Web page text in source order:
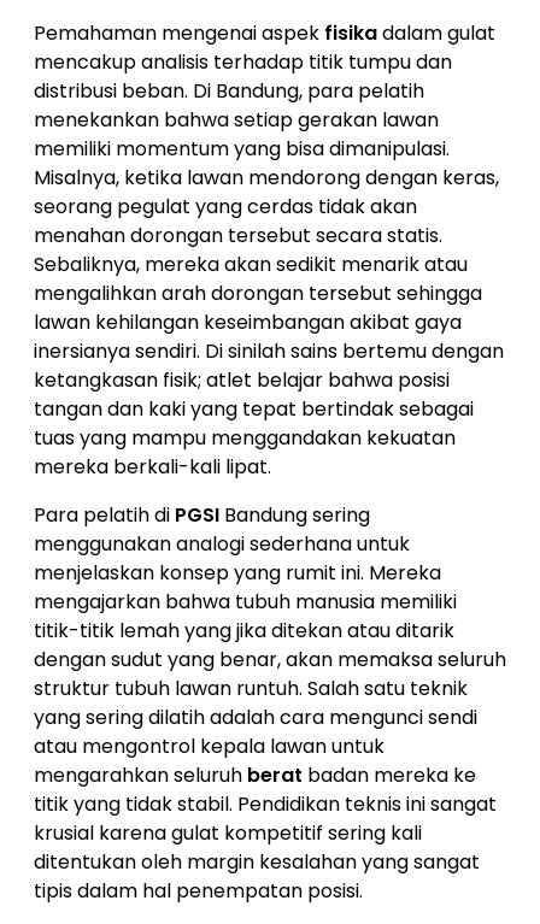
Pemahaman mengenai aspek fisikadalam gulat
mencakup analisis terhadap titik tumpu dan
distribusi beban. Di Bandung, para pelatih
menekankan bahwa setiap gerakan lawan
memiliki momentum yang bisa dimanipulasi.
Misalnya, ketika lawan mendorong dengan keras,
seorang pegulat yang cerdas tidak akan
menahan dorongan tersebut secara statis.
Sebaliknya, mereka akan sedikit menarik atau
mengalihkan arah dorongan tersebut sehingga
lawan kehilangan keseimbangan akibat gaya
inersianya sendiri. Di sinilah sains bertemu dengan
ketangkasan fisik; atlet belajar bahwa posisi
tangan dan kaki yang tepat bertindak sebagai
tuas yang mampu menggandakan kekuatan
mereka berkali-kali lipat.
Para pelatih di PGSI Bandung sering
menggunakan analogi sederhana untuk
menjelaskan konsep yang rumit ini. Mereka
mengajarkan bahwa tubuh manusia memiliki
titik-titik lemah yang jika ditekan atau ditarik
dengan sudut yang benar, akan memaksa seluruh
struktur tubuh lawan runtuh. Salah satu teknik
yang sering dilatih adalah cara mengunci sendi
atau mengontrol kepala lawan untuk
mengarahkan seluruh berat badan mereka ke
titik yang tidak stabil. Pendidikan teknis ini sangat
krusial karena gulat kompetitif sering kali
ditentukan oleh margin kesalahan yang sangat
tipis dalam hal penempatan posisi.